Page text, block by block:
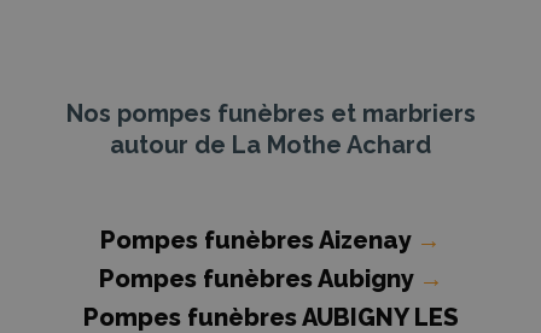
Nos pompes funèbres et marbriers
autour de La Mothe Achard
Pompes funèbres Aizenay →
Pompes funèbres Aubigny →
Pompes funèbres AUBIGNY LES